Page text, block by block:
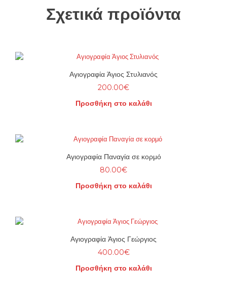
Σχετικά προϊόντα
Αγιογραφία Άγιος Στυλιανός
200.00€
Προσθήκη στο καλάθι
Αγιογραφία Παναγία σε κορμό
80.00€
Προσθήκη στο καλάθι
Αγιογραφία Άγιος Γεώργιος
400.00€
Προσθήκη στο καλάθι